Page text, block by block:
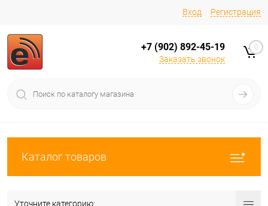
Вход Регистрация
+7 (902) 892-45-19
Заказать звонок
0
Каталог товаров
Уточните категорию: